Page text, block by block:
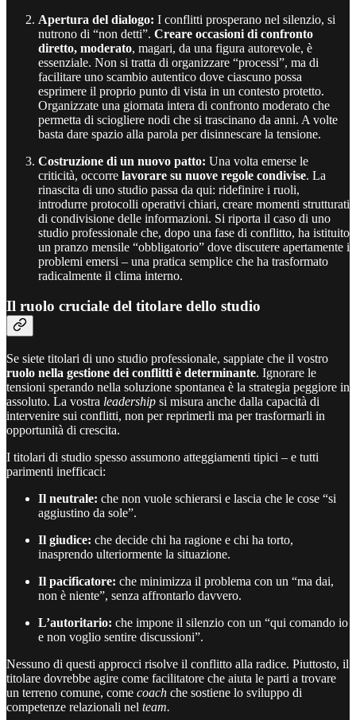
Apertura del dialogo: I conflitti prosperano nel silenzio, si
nutrono di “non detti”. Creare occasioni di confronto
diretto, moderato, magari, da una figura autorevole, è
essenziale. Non si tratta di organizzare “processi”, ma di
facilitare uno scambio autentico dove ciascuno possa
esprimere il proprio punto di vista in un contesto protetto.
Organizzate una giornata intera di confronto moderato che
permetta di sciogliere nodi che si trascinano da anni. A volte
basta dare spazio alla parola per disinnescare la tensione.
Costruzione di un nuovo patto: Una volta emerse le
criticità, occorre lavorare su nuove regole condivise. La
rinascita di uno studio passa da qui: ridefinire i ruoli,
introdurre protocolli operativi chiari, creare momenti strutturati
di condivisione delle informazioni. Si riporta il caso di uno
studio professionale che, dopo una fase di conflitto, ha istituito
un pranzo mensile “obbligatorio” dove discutere apertamente i
problemi emersi – una pratica semplice che ha trasformato
radicalmente il clima interno.
Il ruolo cruciale del titolare dello studio
Se siete titolari di uno studio professionale, sappiate che il vostro
ruolo nella gestione dei conflitti è determinante. Ignorare le
tensioni sperando nella soluzione spontanea è la strategia peggiore in
assoluto. La vostra leadership si misura anche dalla capacità di
intervenire sui conflitti, non per reprimerli ma per trasformarli in
opportunità di crescita.
I titolari di studio spesso assumono atteggiamenti tipici – e tutti
parimenti inefficaci:
Il neutrale: che non vuole schierarsi e lascia che le cose “si
aggiustino da sole”.
Il giudice: che decide chi ha ragione e chi ha torto,
inasprendo ulteriormente la situazione.
Il pacificatore: che minimizza il problema con un “ma dai,
non è niente”, senza affrontarlo davvero.
L’autoritario: che impone il silenzio con un “qui comando io
e non voglio sentire discussioni”.
Nessuno di questi approcci risolve il conflitto alla radice. Piuttosto, il
titolare dovrebbe agire come facilitatore che aiuta le parti a trovare
un terreno comune, come coach che sostiene lo sviluppo di
competenze relazionali nel team.